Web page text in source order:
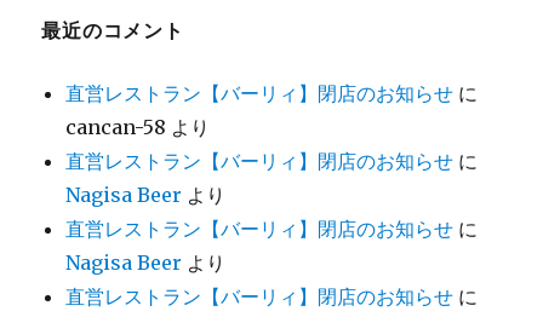
最近のコメント
直営レストラン【バーリィ】閉店のお知らせ に
cancan-58 より
直営レストラン【バーリィ】閉店のお知らせ に
Nagisa Beer より
直営レストラン【バーリィ】閉店のお知らせ に
Nagisa Beer より
直営レストラン【バーリィ】閉店のお知らせ に